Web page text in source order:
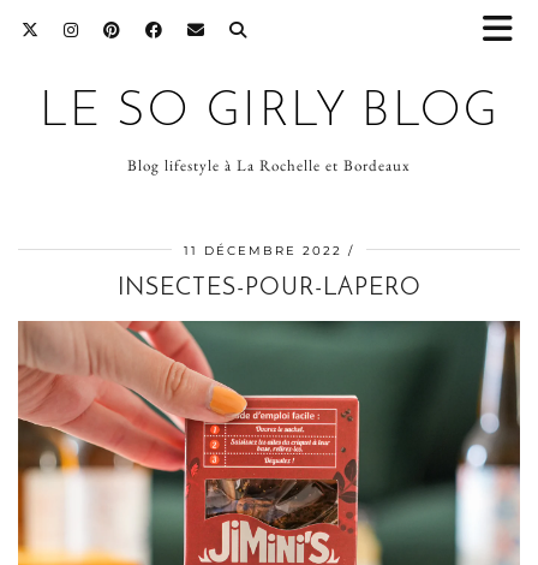
LE SO GIRLY BLOG
Blog lifestyle à La Rochelle et Bordeaux
11 DÉCEMBRE 2022
INSECTES-POUR-LAPERO